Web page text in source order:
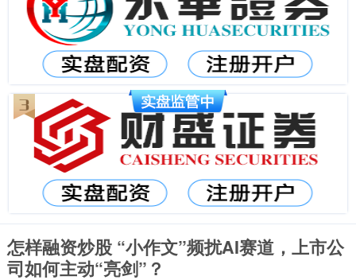
怎样融资炒股 “小作文”频扰AI赛道，上市公
司如何主动“亮剑”？